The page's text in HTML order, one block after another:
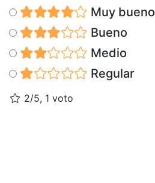
Muy bueno
Bueno
Medio
Regular
2/5, 1 voto